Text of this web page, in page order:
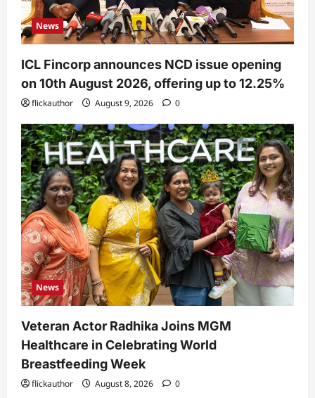
News
ICL Fincorp announces NCD issue opening
on 10th August 2026, offering up to 12.25%
flickauthor August 9, 2026 0
News
Veteran Actor Radhika Joins MGM
Healthcare in Celebrating World
Breastfeeding Week
flickauthor August 8, 2026 0